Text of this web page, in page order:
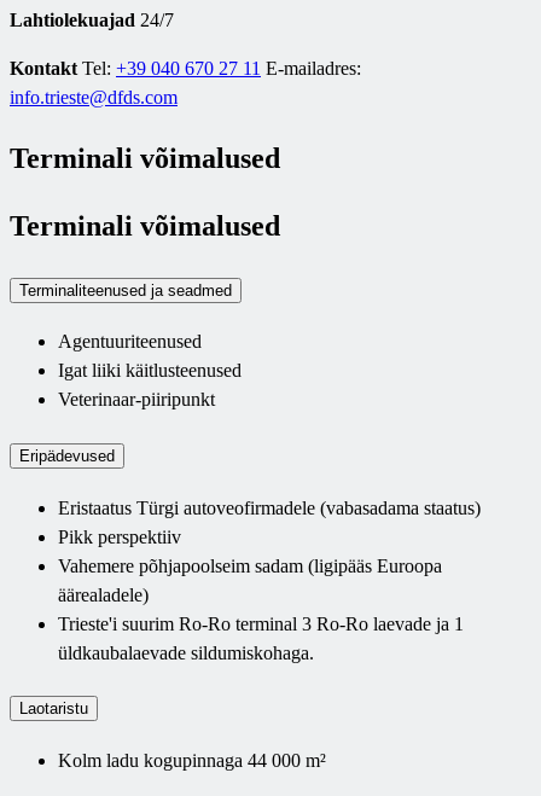
Lahtiolekuajad 24/7
Kontakt Tel: +39 040 670 27 11 E-mailadres:
info.trieste@dfds.com
Terminali võimalused
Terminali võimalused
Terminaliteenused ja seadmed
Agentuuriteenused
Igat liiki käitlusteenused
Veterinaar-piiripunkt
Eripädevused
Eristaatus Türgi autoveofirmadele (vabasadama staatus)
Pikk perspektiiv
Vahemere põhjapoolseim sadam (ligipääs Euroopa
äärealadele)
Trieste'i suurim Ro-Ro terminal 3 Ro-Ro laevade ja 1
üldkaubalaevade sildumiskohaga.
Laotaristu
Kolm ladu kogupinnaga 44 000 m²